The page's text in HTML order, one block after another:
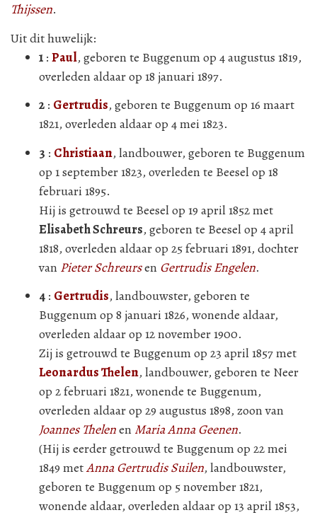
Thijssen.
Uit dit huwelijk:
1 : Paul, geboren te Buggenum op 4 augustus 1819,
overleden aldaar op 18 januari 1897.
2 : Gertrudis, geboren te Buggenum op 16 maart
1821, overleden aldaar op 4 mei 1823.
3 : Christiaan, landbouwer, geboren te Buggenum
op 1 september 1823, overleden te Beesel op 18
februari 1895.
Hij is getrouwd te Beesel op 19 april 1852 met
Elisabeth Schreurs, geboren te Beesel op 4 april
1818, overleden aldaar op 25 februari 1891, dochter
van Pieter Schreursen Gertrudis Engelen.
4 : Gertrudis, landbouwster, geboren te
Buggenum op 8 januari 1826, wonende aldaar,
overleden aldaar op 12 november 1900.
Zij is getrouwd te Buggenum op 23 april 1857 met
Leonardus Thelen, landbouwer, geboren te Neer
op 2 februari 1821, wonende te Buggenum,
overleden aldaar op 29 augustus 1898, zoon van
Joannes Thelenen Maria Anna Geenen.
(Hij is eerder getrouwd te Buggenum op 22 mei
1849 metAnna Gertrudis Suilen, landbouwster,
geboren te Buggenum op 5 november 1821,
wonende aldaar, overleden aldaar op 13 april 1853,